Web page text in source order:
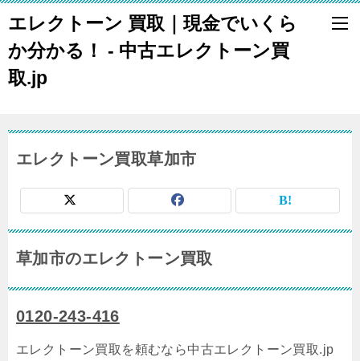
エレクトーン 買取｜現金でいくら
か分かる！ - 中古エレクトーン買
取.jp
エレクトーン買取草加市
草加市のエレクトーン買取
0120-243-416
エレクトーン買取を頼むなら中古エレクトーン買取.jp